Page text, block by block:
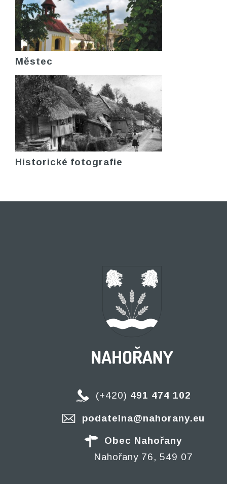
Městec
Historické fotografie
(+420) 491 474 102
podatelna@nahorany.eu
Obec Nahořany
Nahořany 76, 549 07